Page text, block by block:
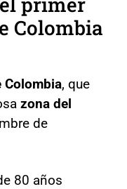
Colombia
Colombia, que
zona del
de
80 años